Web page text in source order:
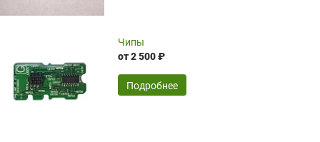
16.04.2026
Чипы
от 2 500 ₽
Подробнее